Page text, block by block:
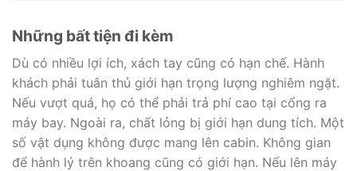
Những bất tiện đi kèm
Dù có nhiều lợi ích, xách tay cũng có hạn chế. Hành
khách phải tuân thủ giới hạn trọng lượng nghiêm ngặt.
Nếu vượt quá, họ có thể phải trả phí cao tại cổng ra
máy bay. Ngoài ra, chất lỏng bị giới hạn dung tích. Một
số vật dụng không được mang lên cabin. Không gian
để hành lý trên khoang cũng có giới hạn. Nếu lên máy